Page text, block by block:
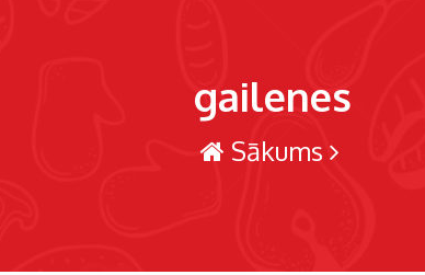
gailenes
Sākums